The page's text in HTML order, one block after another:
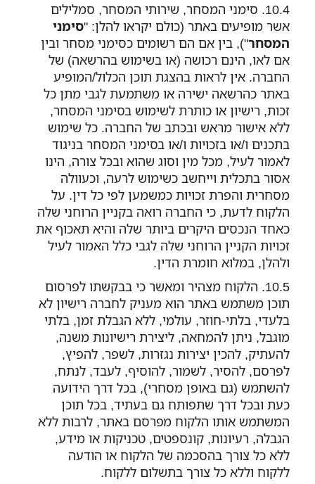
סימני המסחר, שירותי המסחר, סמלילים
אשר מופיעים באתר (כולם יקראו להלן: "סימני
המסחר"), בין אם הם רשומים כסימני מסחר ובין
אם לאו, הינם רכושה (או בשימוש בהרשאה) של
החברה. אין לראות בהצגת תוכן הכלול/המופיע
באתר כהרשאה ישירה או משתמעת לגבי מתן כל
זכות, רישיון או כותרת לשימוש בסימני המסחר,
ללא אישור מראש ובכתב של החברה. כל שימוש
בתכנים ו/או בזכויות ו/או בסימני המסחר בניגוד
לאמור לעיל, מכל מין וסוג שהוא ובכל צורה, הינו
אסור בתכלית וייחשב כשימוש לרעה, וכעוולה
מסחרית והפרת זכויות כמשמען לפי כל דין. על
הלקוח לדעת, כי החברה רואה בקניין הרוחני שלה
כאחד הנכסים היקרים ביותר שלה והיא תאכוף את
זכויות הקניין הרוחני שלה לגבי כלל האמור לעיל
ולהלן, במלוא חומרת הדין.
הלקוח מצהיר ומאשר כי בבקשתו לפרסום
תוכן משתמש באתר הוא מעניק לחברה רישיון לא
בלעדי, בלתי-חוזר, עולמי, ללא הגבלת זמן, בלתי
מוגבל, ניתן להמחאה, ליצירת רישיונות משנה,
להעתיק, להכין יצירות נגזרות, לשפר, להפיץ,
לפרסם, להסיר, לשמור, להוסיף, לעבד, לנתח,
להשתמש (גם באופן מסחרי), בכל דרך הידועה
כעת ובכל דרך שתפותח גם בעתיד, בכל תוכן
המשתמש אותו הלקוח מפרסם באתר, לרבות ללא
הגבלה, רעיונות, קונספטים, טכניקות או מידע,
ללא כל צורך בהסכמה של הלקוח או הודעה
ללקוח וללא כל צורך בתשלום ללקוח.